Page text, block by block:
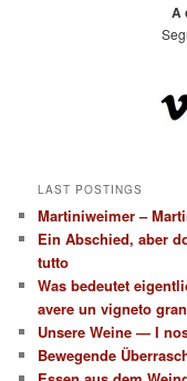
A
LAST POSTINGS
Martiniweimer –
Ein Abschied, aber
tutto
Was bedeutet
avere un vigneto
Unsere Weine — I
Bewegende